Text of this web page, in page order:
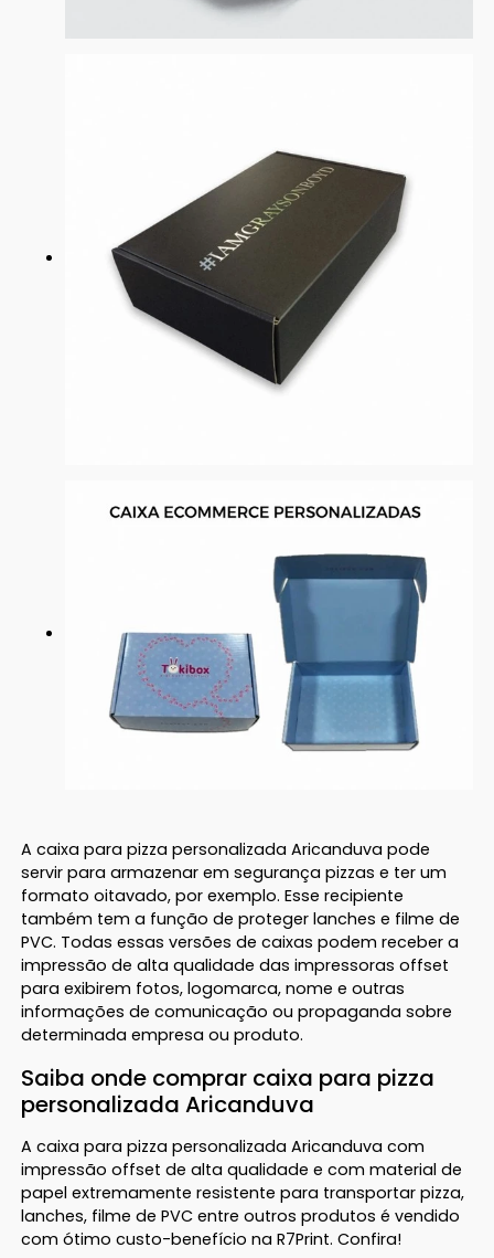
A caixa para pizza personalizada Aricanduva pode
servir para armazenar em segurança pizzas e ter um
formato oitavado, por exemplo. Esse recipiente
também tem a função de proteger lanches e filme de
PVC. Todas essas versões de caixas podem receber a
impressão de alta qualidade das impressoras offset
para exibirem fotos, logomarca, nome e outras
informações de comunicação ou propaganda sobre
determinada empresa ou produto.
Saiba onde comprar caixa para pizza
personalizada Aricanduva
A caixa para pizza personalizada Aricanduva com
impressão offset de alta qualidade e com material de
papel extremamente resistente para transportar pizza,
lanches, filme de PVC entre outros produtos é vendido
com ótimo custo-benefício na R7Print. Confira!